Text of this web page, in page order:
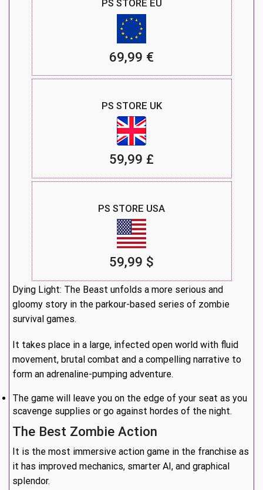
PS STORE EU
69,99 €
PS STORE UK
59,99 £
PS STORE USA
59,99 $
Dying Light: The Beast unfolds a more serious and
gloomy story in the parkour-based series of zombie
survival games.
It takes place in a large, infected open world with fluid
movement, brutal combat and a compelling narrative to
form an adrenaline-pumping adventure.
The game will leave you on the edge of your seat as you
scavenge supplies or go against hordes of the night.
The Best Zombie Action
It is the most immersive action game in the franchise as
it has improved mechanics, smarter AI, and graphical
splendor.